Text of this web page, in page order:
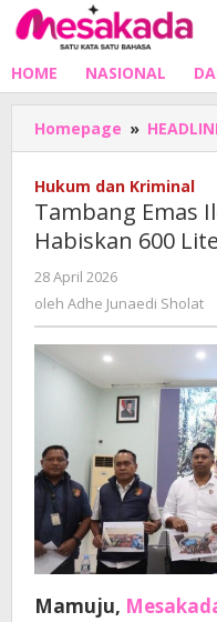
Lewati
ke
HOME NASIONAL
Homepage »
Hukum dan Kriminal
Tambang Emas
Habiskan 600
28 April 2026
Adhe
oleh Adhe Junaedi Sholat
Mamuju,